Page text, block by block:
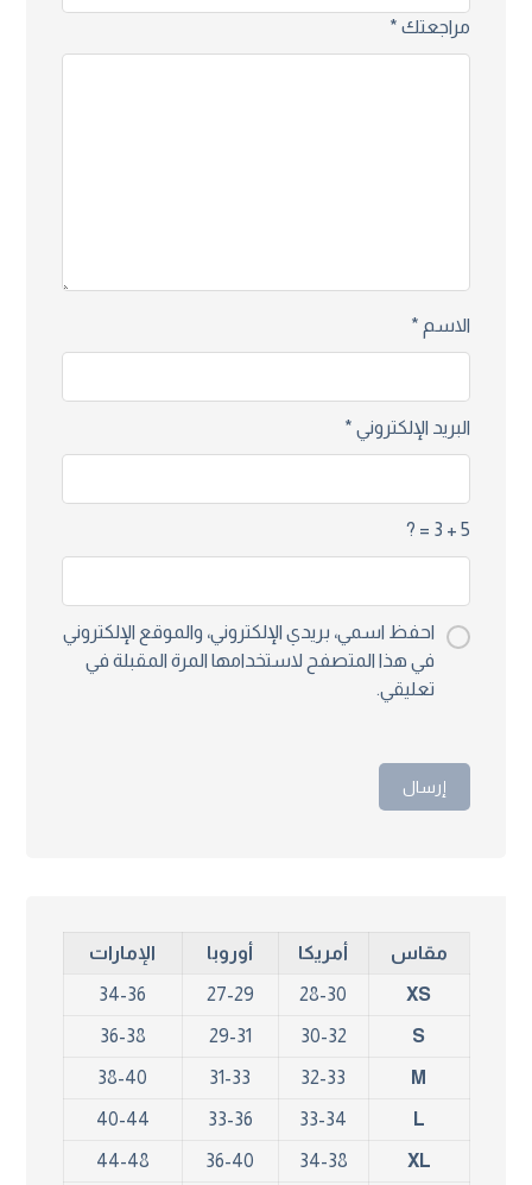
مراجعتك *
الاسم *
البريد الإلكتروني *
5 + 3 = ?
احفظ اسمي، بريدي الإلكتروني، والموقع الإلكتروني
في هذا المتصفح لاستخدامها المرة المقبلة في
تعليقي.
مقاس أمريكا أوروبا الإمارات
XS
28-30
27-29
34-36
S
30-32
29-31
36-38
M
32-33
31-33
38-40
L
33-34
33-36
40-44
XL
34-38
36-40
44-48